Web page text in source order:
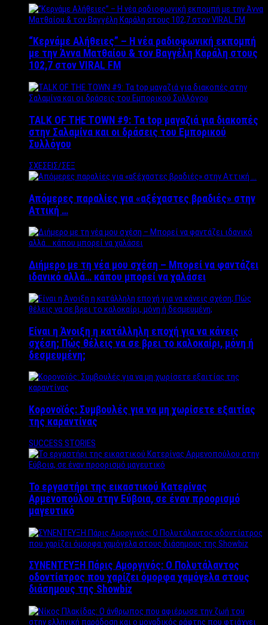
“Kερνάμε Αλήθειες” – Η νέα ραδιοφωνική εκπομπή
με την Άννα Ματθαίου & τον Βαγγέλη Καράλη στους
102,7 στον VIRAL FM
TALK OF THE TOWN #9: Τα top μαγαζιά για διακοπές
στην Σαλαμίνα και οι δράσεις του Εμπορικού
Συλλόγου
ΣΧΕΣΕΙΣ/ΣΕΞ
Απόμερες παραλίες για «αξέχαστες βραδιές» στην
Αττική …
Διήμερο με τη νέα μου σχέση – Μπορεί να φαντάζει
ιδανικό αλλά… κάπου μπορεί να χαλάσει
Είναι η Άνοιξη η κατάλληλη εποχή για να κάνεις
σχέση; Πώς θέλεις να σε βρει το καλοκαίρι, μόνη ή
δεσμευμένη;
Κορονοϊός: Συμβουλές για να μη χωρίσετε εξαιτίας
της καραντίνας
SUCCESS STORIES
Το εργαστήρι της εικαστικού Κατερίνας
Αρμενοπούλου στην Εύβοια, σε έναν προορισμό
μαγευτικό
ΣΥΝΕΝΤΕΥΞΗ Πάρις Αμοργινός: O Πολυτάλαντος
οδοντίατρος που χαρίζει όμορφα χαμόγελα στους
διάσημους της Showbiz